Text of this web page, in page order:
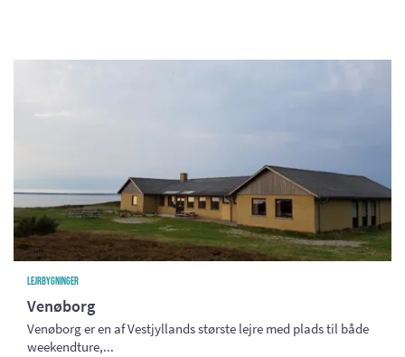
Lejrbygninger
Venøborg
Venøborg er en af Vestjyllands største lejre med plads til både
weekendture,...